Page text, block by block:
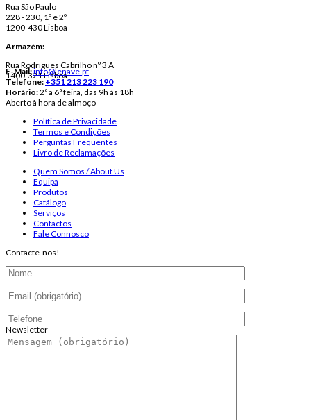
Rua São Paulo
228 - 230, 1º e 2º
1200-430 Lisboa
Armazém:
Rua Rodrigues Cabrilho nº 3 A
1400-321 Lisboa
E-Mail:info@lenave.pt
Telefone:+351 213 223 190
Horário:2ª a 6ª feira, das 9h às 18h
Aberto à hora de almoço
Política de Privacidade
Termos e Condições
Perguntas Frequentes
Livro de Reclamações
Quem Somos / About Us
Equipa
Produtos
Catálogo
Serviços
Contactos
Fale Connosco
Contacte-nos!
Newsletter
Endereço de email: